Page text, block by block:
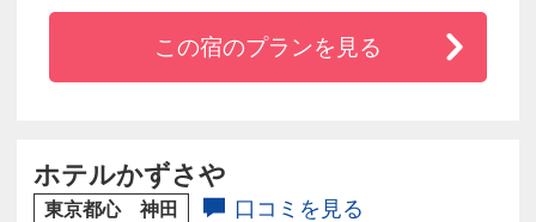
す音楽と、当ホテルならではのウェルネスキュ
イジーヌで、お客様をおもてなしいたします。
この宿のプランを見る
ホテルかずさや
東京都心 神田 口コミを見る